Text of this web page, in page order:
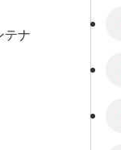
テナ